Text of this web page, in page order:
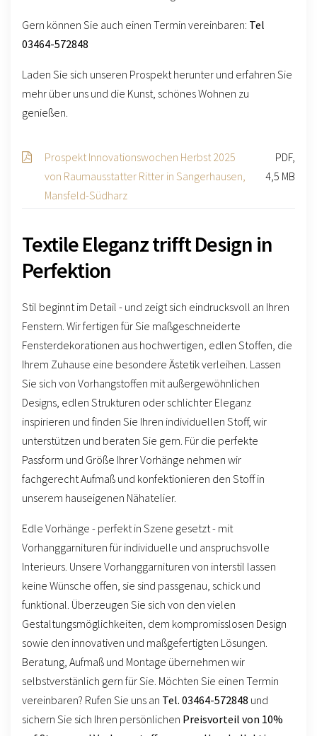
Gern können Sie auch einen Termin vereinbaren: Tel
03464-572848
Laden Sie sich unseren Prospekt herunter und erfahren Sie
mehr über uns und die Kunst, schönes Wohnen zu
genießen.
Prospekt Innovationswochen Herbst 2025
von Raumausstatter Ritter in Sangerhausen,
Mansfeld-Südharz
PDF,
4,5 MB
Textile Eleganz trifft Design in
Perfektion
Stil beginnt im Detail - und zeigt sich eindrucksvoll an Ihren
Fenstern. Wir fertigen für Sie maßgeschneiderte
Fensterdekorationen aus hochwertigen, edlen Stoffen, die
Ihrem Zuhause eine besondere Ästetik verleihen. Lassen
Sie sich von Vorhangstoffen mit außergewöhnlichen
Designs, edlen Strukturen oder schlichter Eleganz
inspirieren und finden Sie Ihren individuellen Stoff, wir
unterstützen und beraten Sie gern. Für die perfekte
Passform und Größe Ihrer Vorhänge nehmen wir
fachgerecht Aufmaß und konfektionieren den Stoff in
unserem hauseigenen Nähatelier.
Edle Vorhänge - perfekt in Szene gesetzt - mit
Vorhanggarnituren für individuelle und anspruchsvolle
Interieurs. Unsere Vorhanggarnituren von interstil lassen
keine Wünsche offen, sie sind passgenau, schick und
funktional. Überzeugen Sie sich von den vielen
Gestaltungsmöglichkeiten, dem kompromisslosen Design
sowie den innovativen und maßgefertigten Lösungen.
Beratung, Aufmaß und Montage übernehmen wir
selbstverstänlich gern für Sie. Möchten Sie einen Termin
vereinbaren? Rufen Sie uns an Tel. 03464-572848 und
sichern Sie sich Ihren persönlichen Preisvorteil von 10%